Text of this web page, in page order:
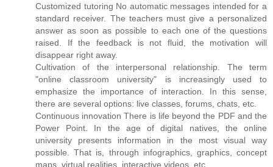
Customized tutoring No automatic messages intended for a
standard receiver. The teachers must give a personalized
answer as soon as possible to each one of the questions
raised. If the feedback is not fluid, the motivation will
disappear right away.
Cultivation of the interpersonal relationship. The term
"online classroom university" is increasingly used to
emphasize the importance of interaction. In this sense,
there are several options: live classes, forums, chats, etc.
Continuous innovation There is life beyond the PDF and the
Power Point. In the age of digital natives, the online
university presents information in the most visual way
possible. That is, through infographics, graphics, concept
maps, virtual realities, interactive videos, etc.